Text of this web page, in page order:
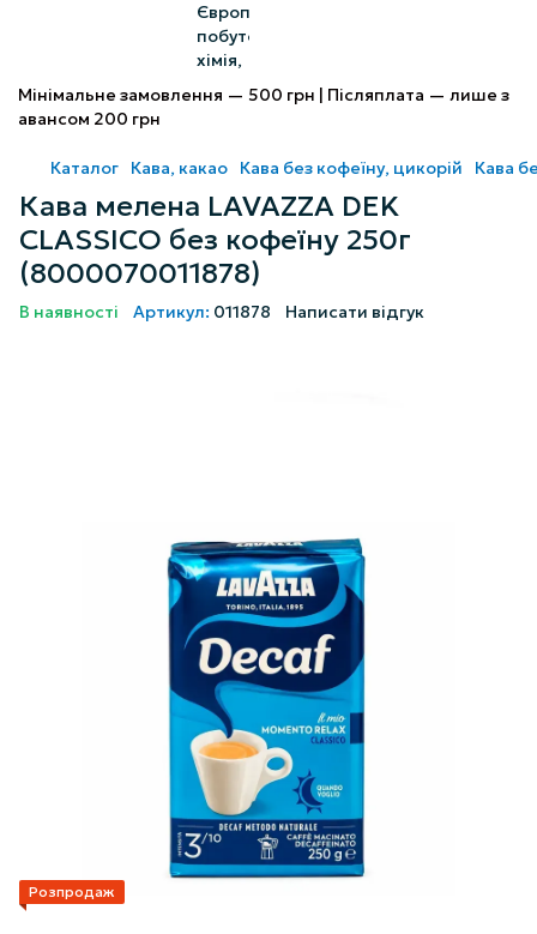
Мінімальне замовлення — 500 грн | Післяплата — лише з
авансом 200 грн
Каталог Кава, какао Кава без кофеїну, цикорій Кава
Кава мелена LAVAZZA DEK
CLASSIСO без кофеїну 250г
(8000070011878)
В наявності Артикул: 011878 Написати відгук
Розпродаж